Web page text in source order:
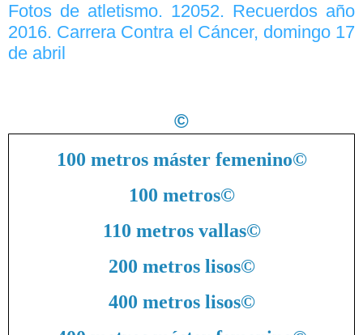
Fotos de atletismo. 12052. Recuerdos año
2016. Carrera Contra el Cáncer, domingo 17
de abril
©
100 metros máster femenino©
100 metros©
110 metros vallas©
200 metros lisos©
400 metros lisos©